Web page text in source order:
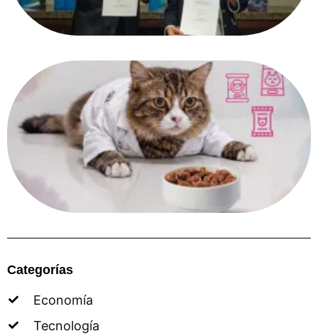
Categorías
Economía
Tecnología